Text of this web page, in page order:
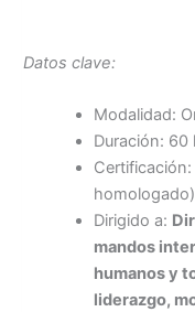
Datos clave:
Modalidad:
Duración: 60
homologado)
Dirigido a:
mandos
humanos y
liderazgo,